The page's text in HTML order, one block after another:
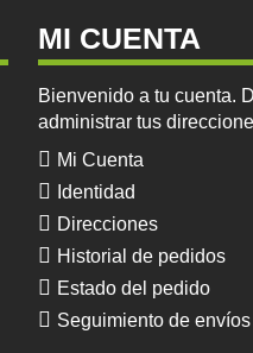
MI CUENTA
Bienvenido a tu cuenta.
administrar tus
Mi Cuenta
Identidad
Direcciones
Historial de pedidos
Estado del pedido
Seguimiento de envíos